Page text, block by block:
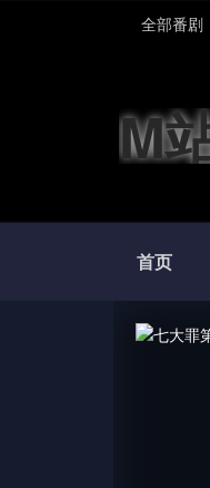
全部番剧
M
首页